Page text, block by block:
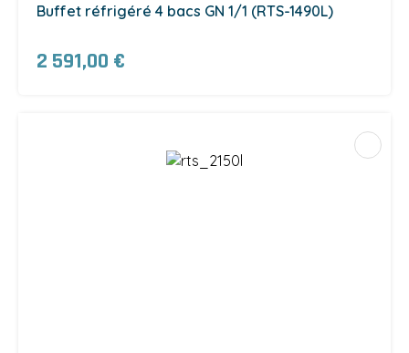
Buffet réfrigéré 4 bacs GN 1/1 (RTS-1490L)
2 591,00 €